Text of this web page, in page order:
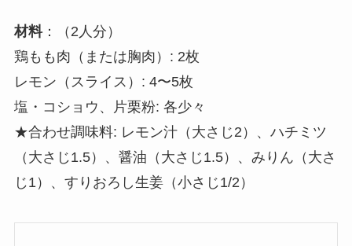
材料：（2人分）
鶏もも肉（または胸肉）: 2枚
レモン（スライス）: 4〜5枚
塩・コショウ、片栗粉: 各少々
★合わせ調味料: レモン汁（大さじ2）、ハチミツ
（大さじ1.5）、醤油（大さじ1.5）、みりん（大さ
じ1）、すりおろし生姜（小さじ1/2）